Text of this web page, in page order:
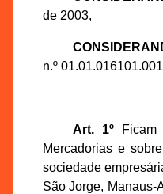
de 2003,
n.º
Art. 1ºFicam
Mercadorias e
sociedade
São Jorge, Manaus-